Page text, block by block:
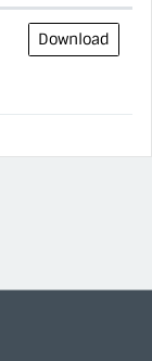
Download